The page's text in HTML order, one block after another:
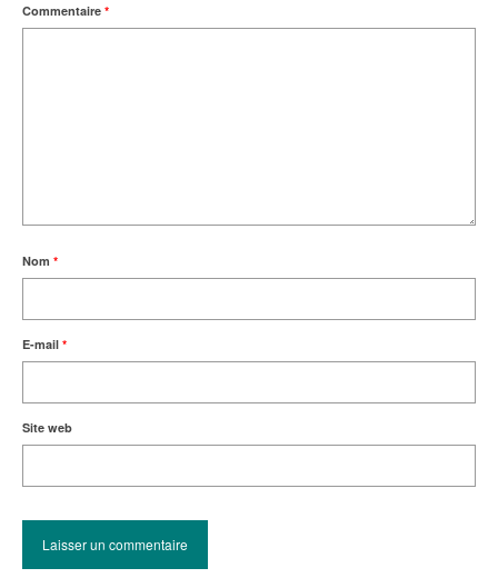
Commentaire *
Nom *
E-mail *
Site web